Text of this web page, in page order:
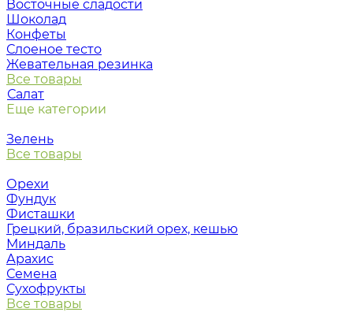
Восточные сладости
Шоколад
Конфеты
Слоеное тесто
Жевательная резинка
Все товары
Салат
Еще категории
Зелень
Все товары
Орехи
Фундук
Фисташки
Грецкий, бразильский орех, кешью
Миндаль
Арахис
Семена
Сухофрукты
Все товары